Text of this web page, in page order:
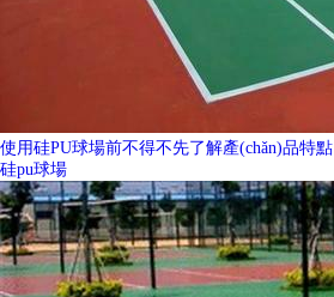
使用硅PU球場前不得不先了解產(chǎn)品特點
硅pu球場